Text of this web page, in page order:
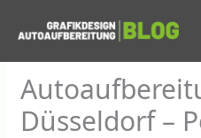
Inhalt
Düsseldorf –